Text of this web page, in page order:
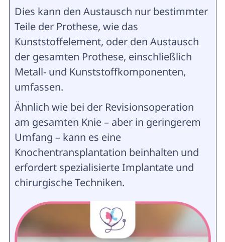
Dies kann den Austausch nur bestimmter
Teile der Prothese, wie das
Kunststoffelement, oder den Austausch
der gesamten Prothese, einschließlich
Metall- und Kunststoffkomponenten,
umfassen.
Ähnlich wie bei der Revisionsoperation
am gesamten Knie – aber in geringerem
Umfang – kann es eine
Knochentransplantation beinhalten und
erfordert spezialisierte Implantate und
chirurgische Techniken.